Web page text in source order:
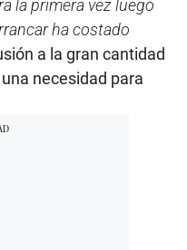
la primera vez luego
ha costado
a la gran cantidad
necesidad para